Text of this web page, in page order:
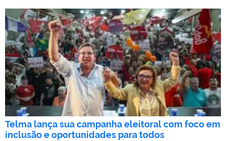
Telma lança sua campanha eleitoral com foco em
inclusão e oportunidades para todos